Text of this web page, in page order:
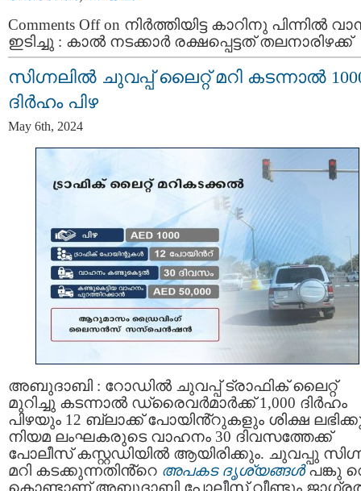
Comments Offon നിർത്തിയിട്ട കാറിനു പിന്നിൽ
ഇടിച്ചു : കാ​ൽ​ ന​ട​ക്കാ​ർ ര​ക്ഷ​പ്പെ​ട്ട​ത് ത​ല​നാ​രി​ഴക്ക് ​
സിഗ്നലിൽ ചുവപ്പ് ലൈറ്റ് മറി കടന്നാൽ
ദിർഹം പിഴ
May 6th, 2024
അബുദാബി : റോഡിൽ ചുവപ്പ് ട്രാഫിക് ലൈറ്റ്
മുറിച്ചു കടന്നാൽ ഡ്രൈവർമാർക്ക് 1,000 ദിർഹം
പിഴയും 12 ബ്ലാക്ക് പോയിൻ്റുകളും ശിക്ഷ
നിയമ ലംഘകരുടെ വാഹനം 30 ദിവസത്തേക്ക്
പോലീസ് കസ്റ്റഡിയിൽ ആയിരിക്കും. ചുവപ്പു
മറി കടക്കുന്നതിൻ്റെ അപകട ദൃശ്യങ്ങൾപങ്കു
കൊണ്ടാണ് അബുദാബി പോലീസ് വീണ്ടും